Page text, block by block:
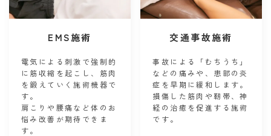
EMS施術
電気による刺激で強制的
に筋収縮を起こし、筋肉
を鍛えていく施術機器で
す。
肩こりや腰痛など体のお
悩み改善が期待できま
す。
交通事故施術
事故による「むちうち」
などの痛みや、患部の炎
症を早期に緩和します。
損傷した筋肉や靭帯、神
経の治癒を促進する施術
です。